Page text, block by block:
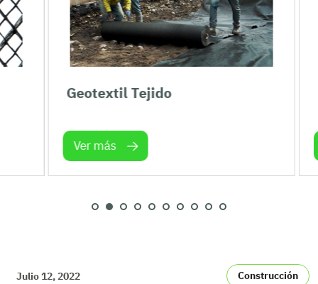
Geotextil Tejido
Ver más
Julio 12, 2022 Construcción